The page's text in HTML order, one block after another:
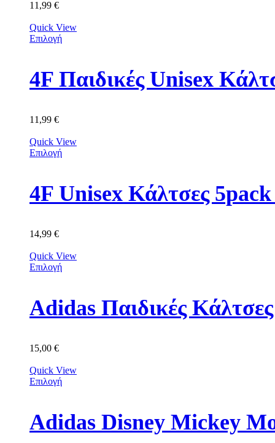
11,99 €
Quick View
Επιλογή
4F Παιδικές Unisex
11,99 €
Quick View
Επιλογή
4F Unisex Κάλτσες
14,99 €
Quick View
Επιλογή
Adidas Παιδικές
15,00 €
Quick View
Επιλογή
Adidas Disney Mickey